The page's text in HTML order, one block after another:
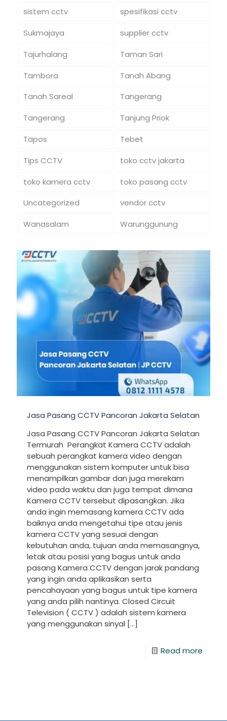
sistem cctv
spesifikasi cctv
Sukmajaya
supplier cctv
Tajurhalang
Taman Sari
Tambora
Tanah Abang
Tanah Sareal
Tangerang
Tangerang
Tanjung Priok
Tapos
Tebet
Tips CCTV
toko cctv jakarta
toko kamera cctv
toko pasang cctv
Uncategorized
vendor cctv
Wanasalam
Warunggunung
Jasa Pasang CCTV Pancoran Jakarta Selatan
Jasa Pasang CCTV Pancoran Jakarta Selatan
Termurah Perangkat Kamera CCTV adalah
sebuah perangkat kamera video dengan
menggunakan sistem komputer untuk bisa
menampilkan gambar dan juga merekam
video pada waktu dan juga tempat dimana
Kamera CCTV tersebut dipasangkan. Jika
anda ingin memasang kamera CCTV ada
baiknya anda mengetahui tipe atau jenis
kamera CCTV yang sesuai dengan
kebutuhan anda, tujuan anda memasangnya,
letak atau posisi yang bagus untuk anda
pasang Kamera CCTV dengan jarak pandang
yang ingin anda aplikasikan serta
pencahayaan yang bagus untuk tipe kamera
yang anda pilih nantinya. Closed Circuit
Television ( CCTV ) adalah sistem kamera
yang menggunakan sinyal […]
Read more